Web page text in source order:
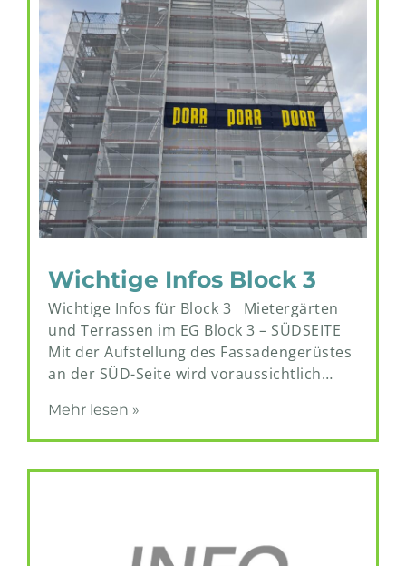
Wichtige Infos Block 3
Wichtige Infos für Block 3 Mietergärten
und Terrassen im EG Block 3 – SÜDSEITE
Mit der Aufstellung des Fassadengerüstes
an der SÜD-Seite wird voraussichtlich…
Mehr lesen »